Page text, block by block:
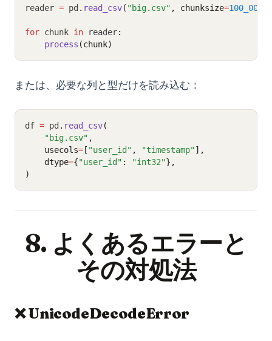
reader = pd . read_csv( "big.csv" , chunksize=100_000
for chunk in reader:
process (chunk)
または、必要な列と型だけを読み込む：
df = pd . read_csv(
"big.csv" ,
    usecols
= [ "user_id" , "timestamp"],
    dtype
={"user_id" : "int32"},
)
8. よくあるエラーと
その対処法
❌ UnicodeDecodeError